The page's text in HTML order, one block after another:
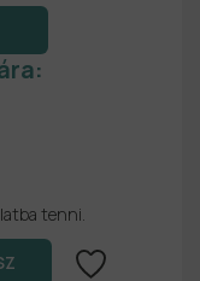
tenni.